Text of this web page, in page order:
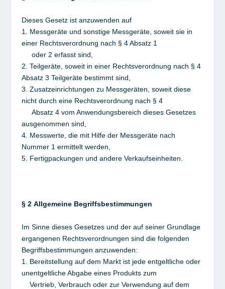
Dieses Gesetz ist anzuwenden auf
1. Messgeräte und sonstige Messgeräte, soweit sie in
einer Rechtsverordnung nach § 4 Absatz 1
oder 2 erfasst sind,
2. Teilgeräte, soweit in einer Rechtsverordnung nach § 4
Absatz 3 Teilgeräte bestimmt sind,
3. Zusatzeinrichtungen zu Messgeräten, soweit diese
nicht durch eine Rechtsverordnung nach § 4
Absatz 4 vom Anwendungsbereich dieses Gesetzes
ausgenommen sind,
4. Messwerte, die mit Hilfe der Messgeräte nach
Nummer 1 ermittelt werden,
5. Fertigpackungen und andere Verkaufseinheiten.
§ 2 Allgemeine Begriffsbestimmungen
Im Sinne dieses Gesetzes und der auf seiner Grundlage
ergangenen Rechtsverordnungen sind die folgenden
Begriffsbestimmungen anzuwenden:
1. Bereitstellung auf dem Markt ist jede entgeltliche oder
unentgeltliche Abgabe eines Produkts zum
Vertrieb, Verbrauch oder zur Verwendung auf dem